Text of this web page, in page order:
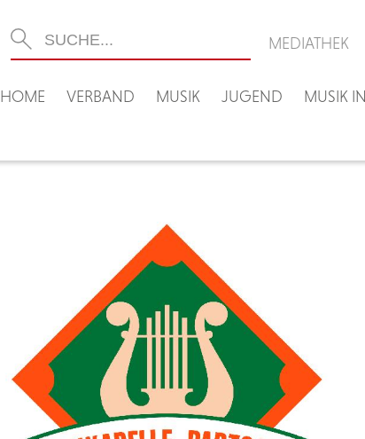
HOME VERBAND MUSIK JUGEND MUSIK
MEDIATHEK